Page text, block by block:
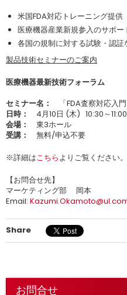
米国FDA対応トレーニング提供
医療機器産業新規参入のサポー
各国の規制に対する試験・認証
製品技術セミナーのご案内
医療機器最新技術フォーラム
セミナー名：
「FDA査察対応入
日時： 4月10日 (木) 10:30～
会場： 東3ホール
受講： 無料/申込不要
※詳細はこちらよりご覧ください。
【お問合せ先】
マーケティング部 岡本
Email:
Share
お問合せ